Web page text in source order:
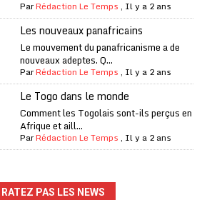
UNE
A LA UNE
ParRédaction Le Temps , Il y a 2 ans
Les nouveaux panafricains
Le mouvement du panafricanisme a de
nouveaux adeptes. Q...
ParRédaction Le Temps , Il y a 2 ans
Le Togo dans le monde
Comment les Togolais sont-ils perçus en
Afrique et aill...
ParRédaction Le Temps , Il y a 2 ans
RATEZ PAS LES NEWS